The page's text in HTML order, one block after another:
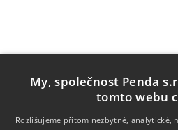
My, společnost Penda
tomto webu
Rozlišujeme přitom nezbytné, analytické,